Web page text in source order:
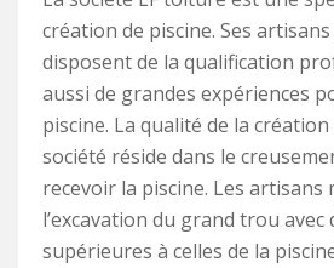
création de piscine. Ses
disposent de la qualification
aussi de grandes expériences
piscine. La qualité de la
société réside dans le
recevoir la piscine. Les artisans
l’excavation du grand trou avec
supérieures à celles de la